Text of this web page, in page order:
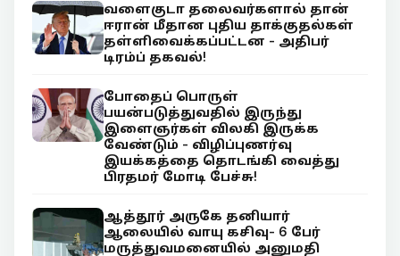
வளைகுடா தலைவர்களால் தான்
ஈரான் மீதான புதிய தாக்குதல்கள்
தள்ளிவைக்கப்பட்டன - அதிபர்
டிரம்ப் தகவல்!
போதைப் பொருள்
பயன்படுத்துவதில் இருந்து
இளைஞர்கள் விலகி இருக்க
வேண்டும் - விழிப்புணர்வு
இயக்கத்தை தொடங்கி வைத்து
பிரதமர் மோடி பேச்சு!
ஆத்தூர் அருகே தனியார்
ஆலையில் வாயு கசிவு- 6 பேர்
மருத்துவமனையில் அனுமதி